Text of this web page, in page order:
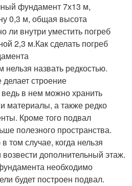
фундамент 7х13 м,
0,3 м, общая высота
внутри уместить погреб
2,3 м.Как сделать погреб
назвать редкостью.
строение
в нем можно хранить
материалы, а также редко
Кроме того подвал
полезного пространства.
том случае, когда нельзя
дополнительный этаж.
необходимо
будет построен подвал.